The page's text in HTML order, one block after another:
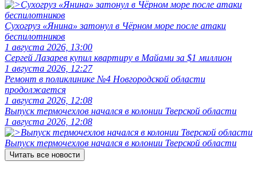
Сухогруз «Янина» затонул в Чёрном море после атаки
беспилотников
1 августа 2026, 13:00
Сергей Лазарев купил квартиру в Майами за $1 миллион
1 августа 2026, 12:27
Ремонт в поликлинике №4 Новгородской области
продолжается
1 августа 2026, 12:08
Выпуск термочехлов начался в колонии Тверской области
1 августа 2026, 12:08
Выпуск термочехлов начался в колонии Тверской области
Читать все новости